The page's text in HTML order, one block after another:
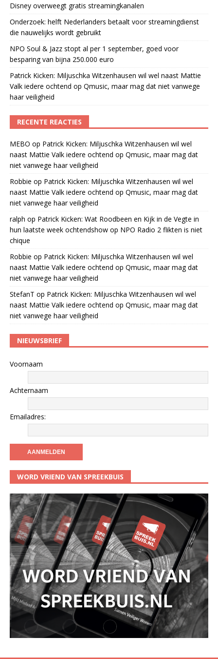
Disney overweegt gratis streamingkanalen
Onderzoek: helft Nederlanders betaalt voor streamingdienst
die nauwelijks wordt gebruikt
NPO Soul & Jazz stopt al per 1 september, goed voor
besparing van bijna 250.000 euro
Patrick Kicken: Miljuschka Witzenhausen wil wel naast Mattie
Valk iedere ochtend op Qmusic, maar mag dat niet vanwege
haar veiligheid
RECENTE REACTIES
MEBO op Patrick Kicken: Miljuschka Witzenhausen wil wel
naast Mattie Valk iedere ochtend op Qmusic, maar mag dat
niet vanwege haar veiligheid
Robbie op Patrick Kicken: Miljuschka Witzenhausen wil wel
naast Mattie Valk iedere ochtend op Qmusic, maar mag dat
niet vanwege haar veiligheid
ralph op Patrick Kicken: Wat Roodbeen en Kijk in de Vegte in
hun laatste week ochtendshow op NPO Radio 2 flikten is niet
chique
Robbie op Patrick Kicken: Miljuschka Witzenhausen wil wel
naast Mattie Valk iedere ochtend op Qmusic, maar mag dat
niet vanwege haar veiligheid
StefanT op Patrick Kicken: Miljuschka Witzenhausen wil wel
naast Mattie Valk iedere ochtend op Qmusic, maar mag dat
niet vanwege haar veiligheid
NIEUWSBRIEF
Voornaam
Achternaam
Emailadres:
WORD VRIEND VAN SPREEKBUIS